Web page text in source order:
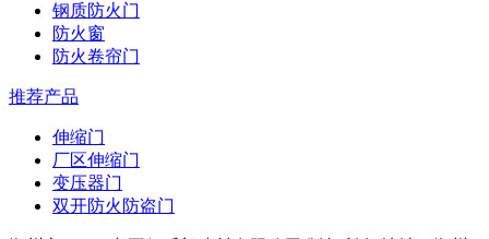
钢质防火门
防火窗
防火卷帘门
推荐产品
伸缩门
厂区伸缩门
变压器门
双开防火防盗门